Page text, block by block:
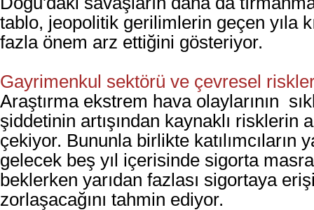
tablo, jeopolitik gerilimlerin geçen yıla
fazla önem arz ettiğini gösteriyor.
Gayrimenkul sektörü ve çevresel
Araştırma ekstrem hava olaylarının
şiddetinin artışından kaynaklı risklerin
çekiyor. Bununla birlikte katılımcıların
gelecek beş yıl içerisinde sigorta
beklerken yarıdan fazlası sigortaya
zorlaşacağını tahmin ediyor.